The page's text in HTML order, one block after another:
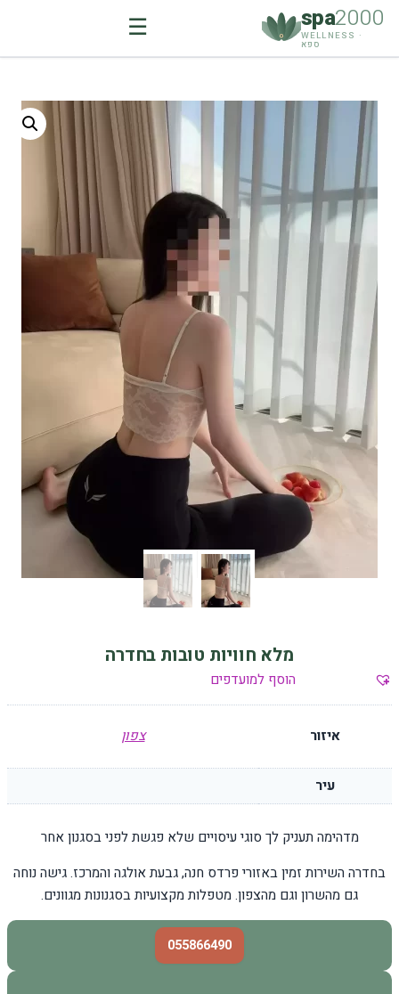
spa2000
WELLNESS ·
ספא ☰
content
מלא חוויות טובות בחדרה
הוסף למועדפים
איזור צפון
עיר
מדהימה תעניק לך סוגי עיסויים שלא פגשת לפני בסגנון אחר
בחדרה השירות זמין באזורי פרדס חנה, גבעת אולגה והמרכז. גישה נוחה
גם מהשרון וגם מהצפון. מטפלות מקצועיות בסגנונות מגוונים.
055866490